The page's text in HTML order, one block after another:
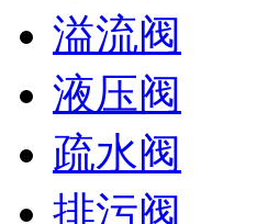
溢流阀
液压阀
疏水阀
排污阀